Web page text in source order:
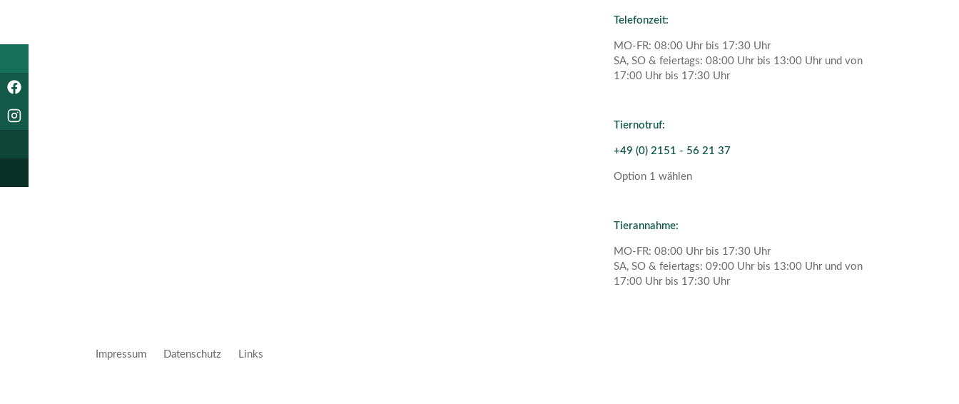
Telefonzeit:
MO-FR: 08:00 Uhr bis 17:30 Uhr
SA, SO & feiertags: 08:00 Uhr bis 13:00 Uhr und von
17:00 Uhr bis 17:30 Uhr
Tiernotruf:
+49 (0) 2151 - 56 21 37
Option 1 wählen
Tierannahme:
MO-FR: 08:00 Uhr bis 17:30 Uhr
SA, SO & feiertags: 09:00 Uhr bis 13:00 Uhr und von
17:00 Uhr bis 17:30 Uhr
Impressum Datenschutz Links